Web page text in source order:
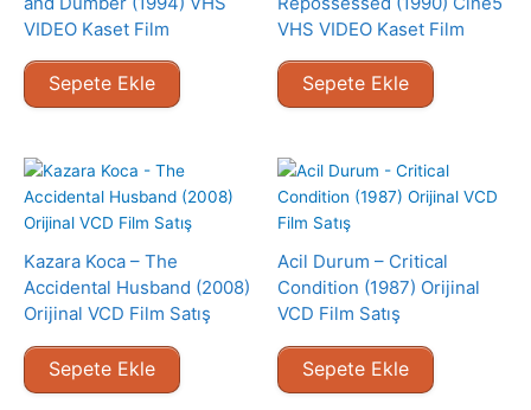
VIDEO Kaset Film
Sepete Ekle
VHS VIDEO Kaset Film
Sepete Ekle
Kazara Koca – The
Accidental Husband (2008)
Orijinal VCD Film Satış
Sepete Ekle
Acil Durum – Critical
Condition (1987) Orijinal
VCD Film Satış
Sepete Ekle